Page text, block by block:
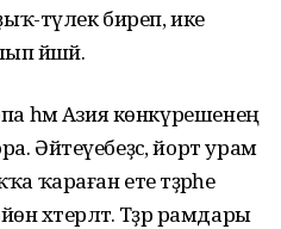
түлек биреп, ике
йәшәй.
һәм Азия көнкүрешенең
Әйтеүебеҙсә, йорт урам
ҡараған ете тәҙрәһе
хәтерләтә. Тәҙрә рамдары